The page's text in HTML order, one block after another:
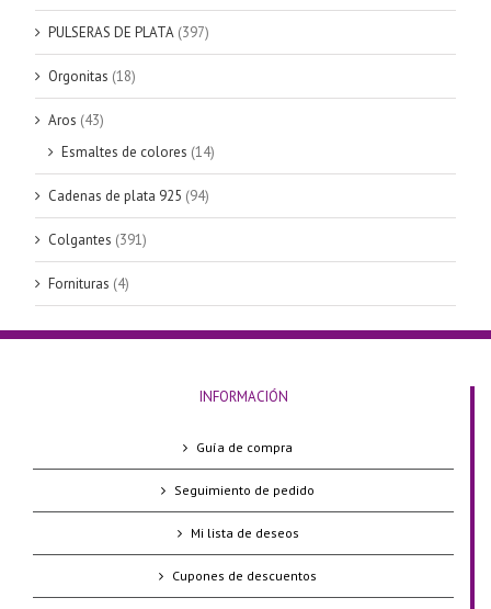
PULSERAS DE PLATA (397)
Orgonitas (18)
Aros (43)
Esmaltes de colores (14)
Cadenas de plata 925 (94)
Colgantes (391)
Fornituras (4)
INFORMACIÓN
Guía de compra
Seguimiento de pedido
Mi lista de deseos
Cupones de descuentos